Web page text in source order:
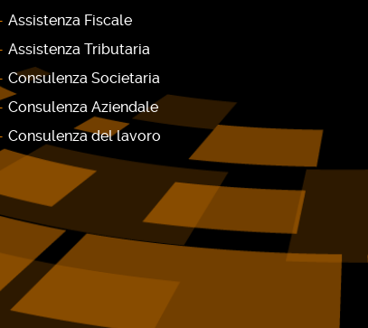
Assistenza Fiscale
Assistenza Tributaria
Consulenza Societaria
Consulenza Aziendale
Consulenza del lavoro